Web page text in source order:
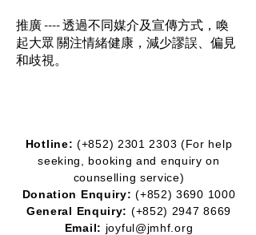
​推廣 ---- 透過不同媒介及宣傳方式，喚
起大眾 關注情緒健康，減少謬誤、偏見
和歧視。
Hotline: (+852) 2301 2303 (For help
seeking, booking and enquiry on
counselling service)
Donation Enquiry: (+852)3690 1000
General Enquiry: (+852) 2947 8669
Email: joyful@jmhf.org